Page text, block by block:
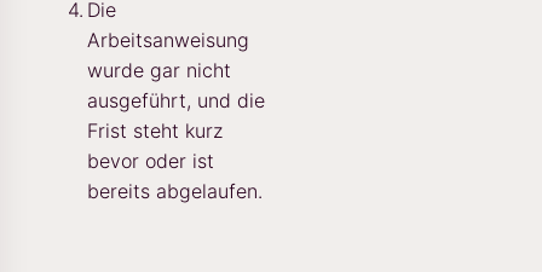
Die
Arbeitsanweisung
wurde gar nicht
ausgeführt, und die
Frist steht kurz
bevor oder ist
bereits abgelaufen.